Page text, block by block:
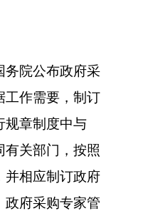
院公布政府采
工作需要，制订
规章制度中与
有关部门，按照
并相应制订政府
政府采购专家管